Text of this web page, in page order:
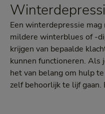
Een winterdepressie
mildere winterblues of -
krijgen van bepaalde
kunnen functioneren. Als
het van belang om hulp
zelf behoorlijk te lijf gaan.